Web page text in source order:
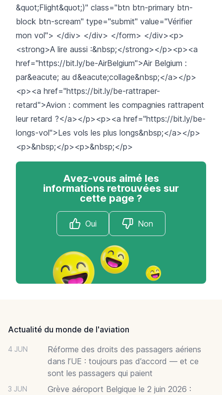
&quot;Flight&quot;)" class="btn btn-primary btn-
block btn-scream" type="submit" value="Vérifier
mon vol"> </div> </div> </form> </div><p>
<strong>A lire aussi :&nbsp;</strong></p><p><a
href="https://bit.ly/be-AirBelgium">Air Belgium :
par&eacute; au d&eacute;collage&nbsp;</a></p>
<p><a href="https://bit.ly/be-rattraper-
retard">Avion : comment les compagnies rattrapent
leur retard ?</a></p><p><a href="https://bit.ly/be-
longs-vol">Les vols les plus longs&nbsp;</a></p>
<p>&nbsp;</p><p>&nbsp;</p>
Avez-vous aimé les
informations retrouvées sur
cette page ?
Oui Non
Actualité du monde de l'aviation
4 JUN
Réforme des droits des passagers aériens
dans l’UE : toujours pas d’accord — et ce
sont les passagers qui paient
3 JUN
Grève aéroport Belgique le 2 juin 2026 :